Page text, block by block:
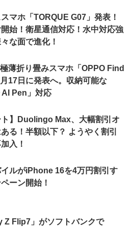
マホ「TORQUE G07」発表！
始！衛星通信対応！水中対応強
な面で進化！
薄折り畳みスマホ「OPPO Find
17日に発表へ。収納可能な
AI Pen」対応
ト】Duolingo Max、大幅割引オ
る！半額以下？ ようやく割引
入！
ルがiPhone 16を4万円割引す
ーン開始！
Z Flip7」がソフトバンクで